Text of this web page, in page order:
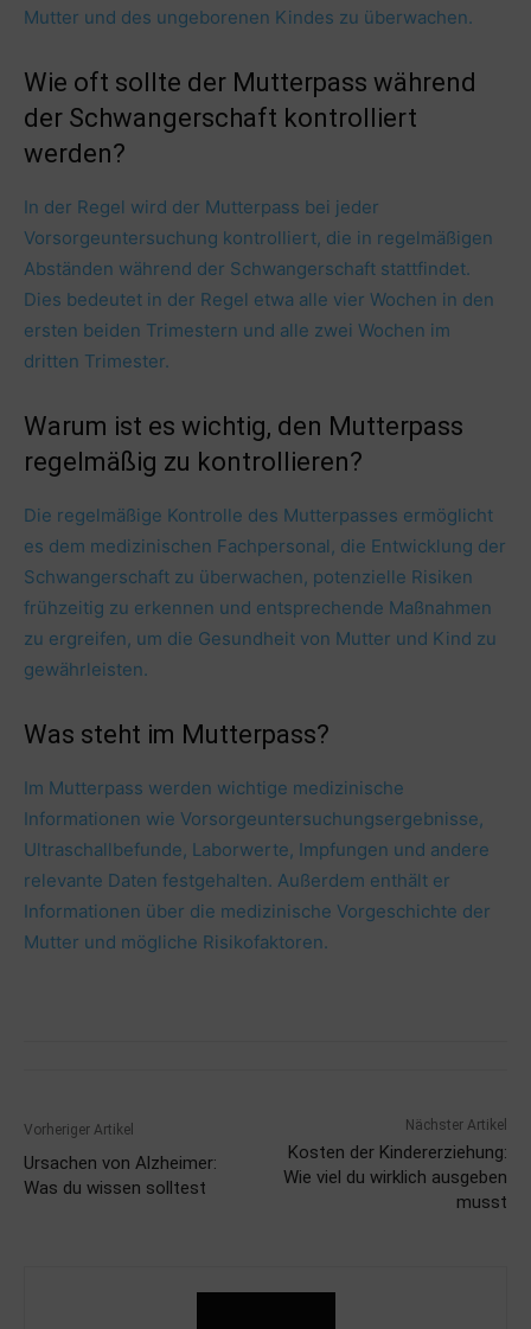
Mutter und des ungeborenen Kindes zu überwachen.
Wie oft sollte der Mutterpass während
der Schwangerschaft kontrolliert
werden?
In der Regel wird der Mutterpass bei jeder
Vorsorgeuntersuchung kontrolliert, die in regelmäßigen
Abständen während der Schwangerschaft stattfindet.
Dies bedeutet in der Regel etwa alle vier Wochen in den
ersten beiden Trimestern und alle zwei Wochen im
dritten Trimester.
Warum ist es wichtig, den Mutterpass
regelmäßig zu kontrollieren?
Die regelmäßige Kontrolle des Mutterpasses ermöglicht
es dem medizinischen Fachpersonal, die Entwicklung der
Schwangerschaft zu überwachen, potenzielle Risiken
frühzeitig zu erkennen und entsprechende Maßnahmen
zu ergreifen, um die Gesundheit von Mutter und Kind zu
gewährleisten.
Was steht im Mutterpass?
Im Mutterpass werden wichtige medizinische
Informationen wie Vorsorgeuntersuchungsergebnisse,
Ultraschallbefunde, Laborwerte, Impfungen und andere
relevante Daten festgehalten. Außerdem enthält er
Informationen über die medizinische Vorgeschichte der
Mutter und mögliche Risikofaktoren.
Vorheriger Artikel
Ursachen von Alzheimer:
Was du wissen solltest
Nächster Artikel
Kosten der Kindererziehung:
Wie viel du wirklich ausgeben
musst